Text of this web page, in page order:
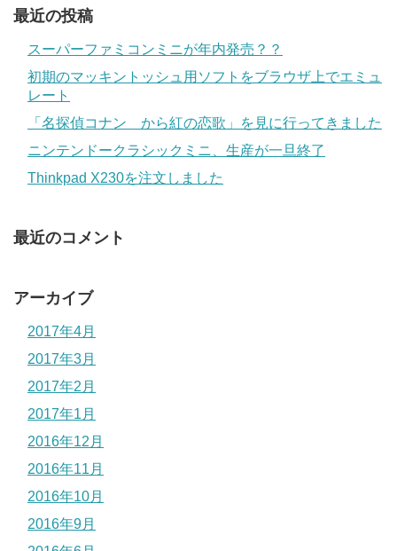
最近の投稿
スーパーファミコンミニが年内発売？？
初期のマッキントッシュ用ソフトをブラウザ上でエミュ
レート
「名探偵コナン から紅の恋歌」を見に行ってきました
ニンテンドークラシックミニ、生産が一旦終了
Thinkpad X230を注文しました
最近のコメント
アーカイブ
2017年4月
2017年3月
2017年2月
2017年1月
2016年12月
2016年11月
2016年10月
2016年9月